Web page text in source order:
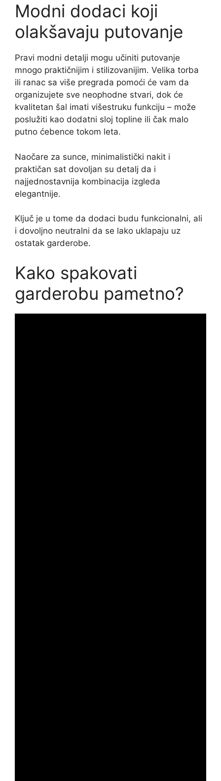
Modni dodaci koji
olakšavaju putovanje
Pravi modni detalji mogu učiniti putovanje
mnogo praktičnijim i stilizovanijim. Velika torba
ili ranac sa više pregrada pomoći će vam da
organizujete sve neophodne stvari, dok će
kvalitetan šal imati višestruku funkciju – može
poslužiti kao dodatni sloj topline ili čak malo
putno ćebence tokom leta.
Naočare za sunce, minimalistički nakit i
praktičan sat dovoljan su detalj da i
najjednostavnija kombinacija izgleda
elegantnije.
Ključ je u tome da dodaci budu funkcionalni, ali
i dovoljno neutralni da se lako uklapaju uz
ostatak garderobe.
Kako spakovati
garderobu pametno?